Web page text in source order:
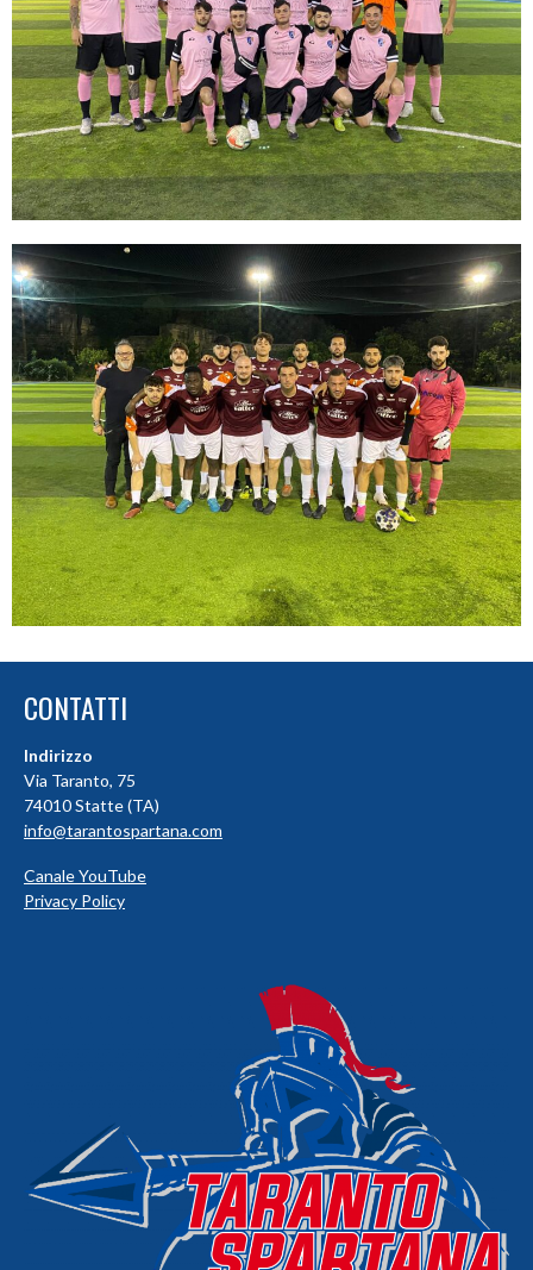
CONTATTI
Indirizzo
Via Taranto, 75
74010 Statte (TA)
info@tarantospartana.com
Canale YouTube
Privacy Policy